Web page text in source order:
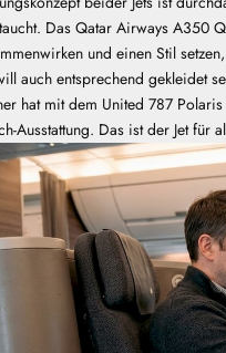
Das Qatar Airways A350
und einen Stil
auch entsprechend gekleidet
hat mit dem United 787
Ausstattung. Das ist der Jet für